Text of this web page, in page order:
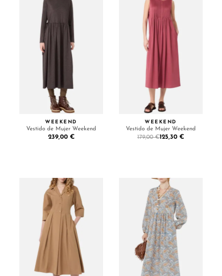
WEEKEND
Vestido de Mujer Weekend
239,00 €
WEEKEND
Vestido de Mujer Weekend
179,00 €125,30 €